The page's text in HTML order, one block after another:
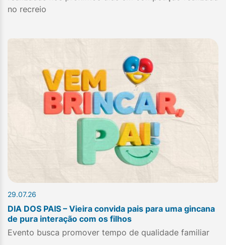
no recreio
29.07.26
DIA DOS PAIS – Vieira convida pais para uma gincana
de pura interação com os filhos
Evento busca promover tempo de qualidade familiar